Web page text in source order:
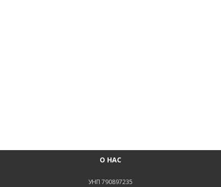
О НАС
УНП 790897235